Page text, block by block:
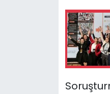
Yazarlar